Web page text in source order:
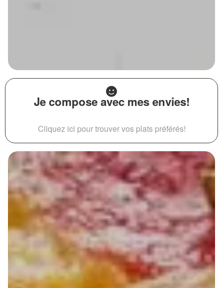
Je compose avec mes envies!
Cliquez ici pour trouver vos plats préférés!